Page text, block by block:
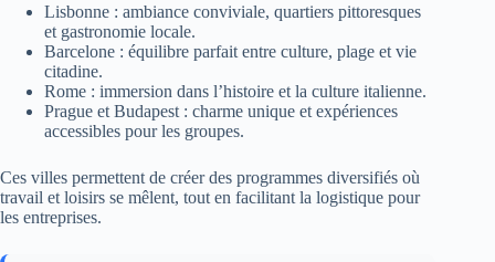
Lisbonne : ambiance conviviale, quartiers pittoresques
et gastronomie locale.
Barcelone : équilibre parfait entre culture, plage et vie
citadine.
Rome : immersion dans l’histoire et la culture italienne.
Prague et Budapest : charme unique et expériences
accessibles pour les groupes.
Ces villes permettent de créer des programmes diversifiés où
travail et loisirs se mêlent, tout en facilitant la logistique pour
les entreprises.